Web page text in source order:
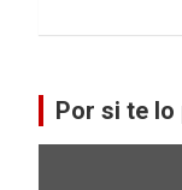
Por si te